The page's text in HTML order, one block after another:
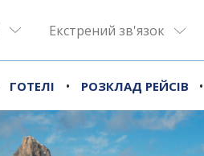
Екстрений зв'язок
ГОТЕЛІ • РОЗКЛАД РЕЙСІВ •